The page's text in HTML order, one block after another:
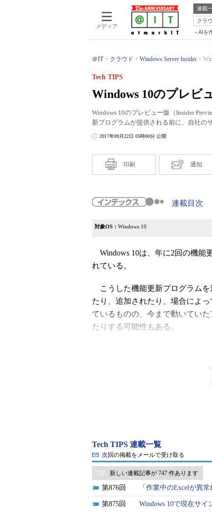
メディア
連載
クラ
AIを
＠IT クラウド Windows Server Insider
Windows 10のプレビ
Tech TIPS
Windows 10のプレビュー版（Insider
新プログラムが提供される前に、自社の
2017年09月22日 05時00分 公開
印刷 通知
連載目次
対象OS： Windows 10
Windows 10は、年に2回の機能
れている。
こうした機能更新プログラムを
たり、追加されたり、場合によ
ているものの、今まで動いてい
たりする可能性もある。
前に機能更新プログラムをテスト
リリース版に近づいたところで
プレビュー版を入手するには、既
プレビュー版がリリースされる
Windows Insider ProgramのWeb
ードしてインストールする方法
解説する。
Tech TIPS 連載一覧
次回の掲載をメールで受け取る
新しい連載記事が 747 件あります
876 「作業中のExcelが異
875 Windows 10で現在サ